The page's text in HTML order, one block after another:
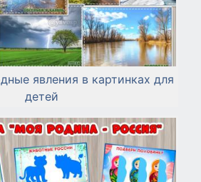
явления в картинках для
детей